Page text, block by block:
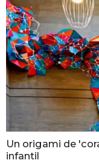
Un origami de
infantil